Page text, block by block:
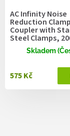
AC Infinity Noise
Reduction
Coupler with
Steel Clamps,
Skladem
575 Kč